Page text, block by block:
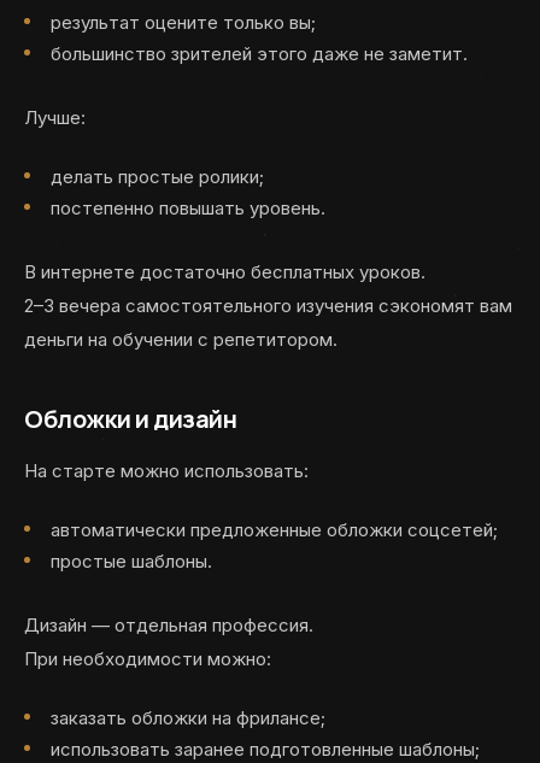
результат оцените только вы;
большинство зрителей этого даже не заметит.
Лучше:
делать простые ролики;
постепенно повышать уровень.
В интернете достаточно бесплатных уроков.
2–3 вечера самостоятельного изучения сэкономят вам
деньги на обучении с репетитором.
Обложки и дизайн
На старте можно использовать:
автоматически предложенные обложки соцсетей;
простые шаблоны.
Дизайн — отдельная профессия.
При необходимости можно:
заказать обложки на фрилансе;
использовать заранее подготовленные шаблоны;